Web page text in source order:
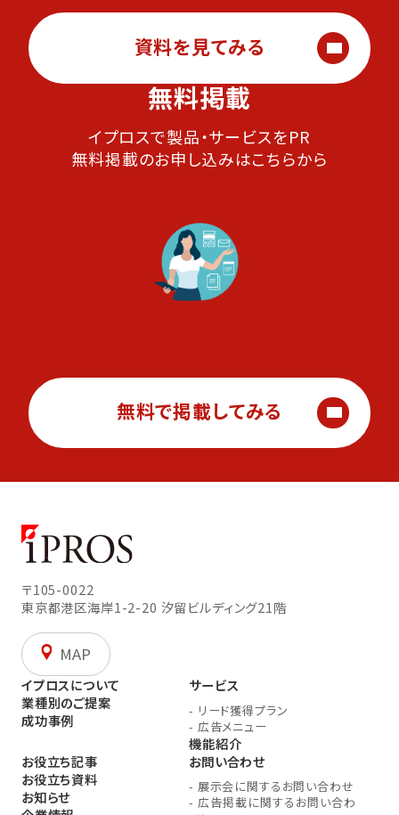
資料を見てみる
無料掲載
イプロスで製品・サービスをPR
無料掲載のお申し込みはこちらから
無料で掲載してみる
〒105-0022
東京都港区海岸1-2-20 汐留ビルディング21階
MAP
イプロスについて
業種別のご提案
成功事例
サービス
- リード獲得プラン
- 広告メニュー
機能紹介
お役立ち記事
お役立ち資料
お知らせ
お問い合わせ
- 展示会に関するお問い合わせ
- 広告掲載に関するお問い合わ